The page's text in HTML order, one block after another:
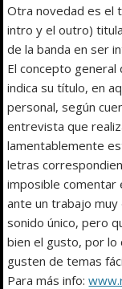
Otra novedad es el
intro y el outro)
de la banda en ser
El concepto general
indica su título, en
personal, según
entrevista que
lamentablemente
letras
imposible
ante un trabajo
sonido único, pero
bien el gusto, por lo
gusten de temas
Para más info: